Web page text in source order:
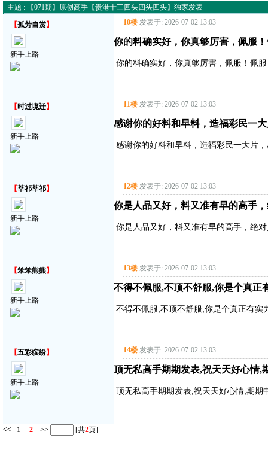
主题 : 【071期】原创高手【贵港十三四头四头四头】独家发表
【孤芳自赏】
新手上路
10楼 发表于: 2026-07-02 13:03---
你的料确实好，你真够厉害，佩服
你的料确实好，你真够厉害，佩服！佩
【时过境迁】
新手上路
11楼 发表于: 2026-07-02 13:03---
感谢你的好料和早料，造福彩民一
感谢你的好料和早料，造福彩民一大片
【莘祁莘祁】
新手上路
12楼 发表于: 2026-07-02 13:03---
你是人品又好，料又准有早的高手
你是人品又好，料又准有早的高手，绝
【笨笨熊熊】
新手上路
13楼 发表于: 2026-07-02 13:03---
不得不佩服,不顶不舒服,你是个真正
不得不佩服,不顶不舒服,你是个真正有实
【五彩缤纷】
新手上路
14楼 发表于: 2026-07-02 13:03---
顶无私高手期期发表,祝天天好心情,
顶无私高手期期发表,祝天天好心情,期期
<< 1 2 >> [共2页]